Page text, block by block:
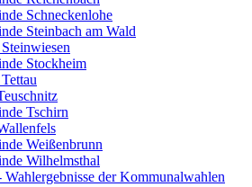
Schneckenlohe
Steinbach am Wald
Stockheim
Tschirn
Weißenbrunn
Wilhelmsthal
Wahlergebnisse der Kommunalwahlen